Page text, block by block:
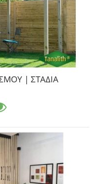
| ΣΤΑΔΙΑ